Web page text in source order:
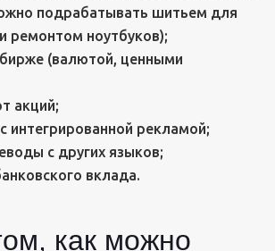
подрабатывать шитьем для
ремонтом ноутбуков);
(валютой, ценными
акций;
интегрированной рекламой;
с других языков;
вклада.
как можно